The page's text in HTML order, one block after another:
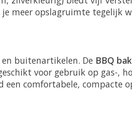
meer opslagruimte tegelijk
en buitenartikelen. De BBQ
voor gebruik op gas-,
een comfortabele, compacte